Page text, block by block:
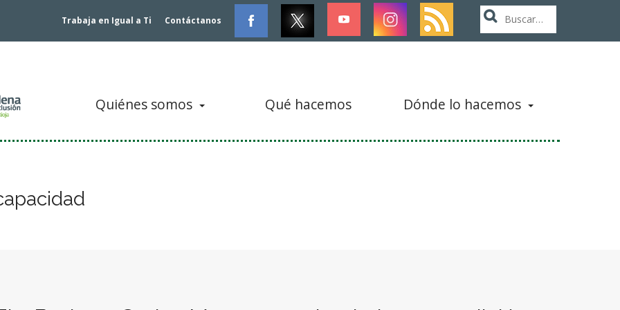
Quiénes somos Qué hacemos Dónde lo hacemos
Trabaja en Igual a Ti Contáctanos Buscar: